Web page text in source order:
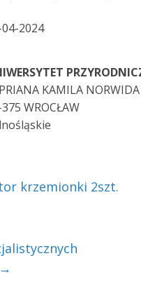
04-2024
KAMILA
WROCŁAW
krzemionki 2szt.
→